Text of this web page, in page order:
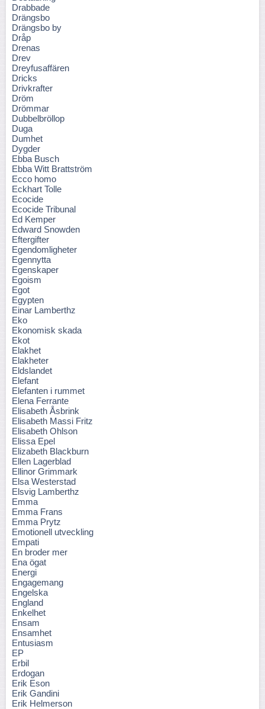
Drabbade
Drängsbo
Drängsbo by
Dråp
Drenas
Drev
Dreyfusaffären
Dricks
Drivkrafter
Dröm
Drömmar
Dubbelbröllop
Duga
Dumhet
Dygder
Ebba Busch
Ebba Witt Brattström
Ecco homo
Eckhart Tolle
Ecocide
Ecocide Tribunal
Ed Kemper
Edward Snowden
Eftergifter
Egendomligheter
Egennytta
Egenskaper
Egoism
Egot
Egypten
Einar Lamberthz
Eko
Ekonomisk skada
Ekot
Elakhet
Elakheter
Eldslandet
Elefant
Elefanten i rummet
Elena Ferrante
Elisabeth Åsbrink
Elisabeth Massi Fritz
Elisabeth Ohlson
Elissa Epel
Elizabeth Blackburn
Ellen Lagerblad
Ellinor Grimmark
Elsa Westerstad
Elsvig Lamberthz
Emma
Emma Frans
Emma Prytz
Emotionell utveckling
Empati
En broder mer
Ena ögat
Energi
Engagemang
Engelska
England
Enkelhet
Ensam
Ensamhet
Entusiasm
EP
Erbil
Erdogan
Erik Eson
Erik Gandini
Erik Helmerson